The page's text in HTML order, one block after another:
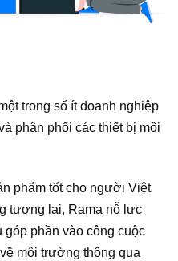
trong số ít doanh nghiệp
phân phối các thiết bị môi
phẩm tốt cho người Việt
tương lai, Rama nỗ lực
phần vào công cuộc
môi trường thông qua